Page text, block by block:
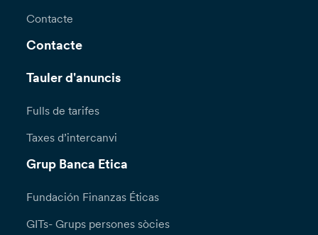
Contacte
Contacte
Tauler d'anuncis
Fulls de tarifes
Taxes d’intercanvi
Grup Banca Etica
Fundación Finanzas Éticas
GITs- Grups persones sòcies